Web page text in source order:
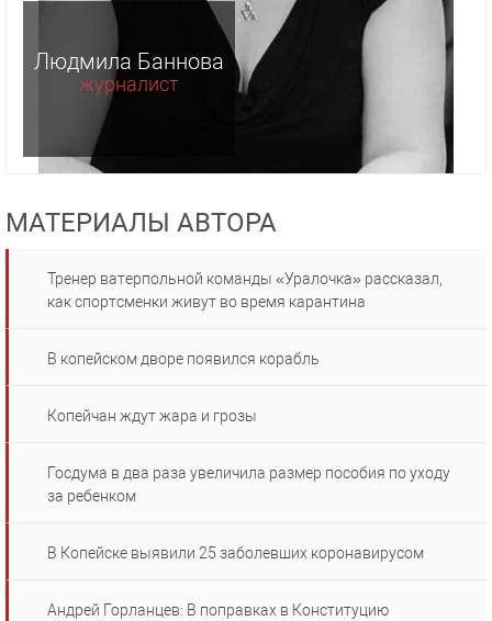
Людмила Баннова
журналист
МАТЕРИАЛЫ АВТОРА
Тренер ватерпольной команды «Уралочка» рассказал,
как спортсменки живут во время карантина
В копейском дворе появился корабль
Копейчан ждут жара и грозы
Госдума в два раза увеличила размер пособия по уходу
за ребенком
В Копейске выявили 25 заболевших коронавирусом
Андрей Горланцев: В поправках в Конституцию